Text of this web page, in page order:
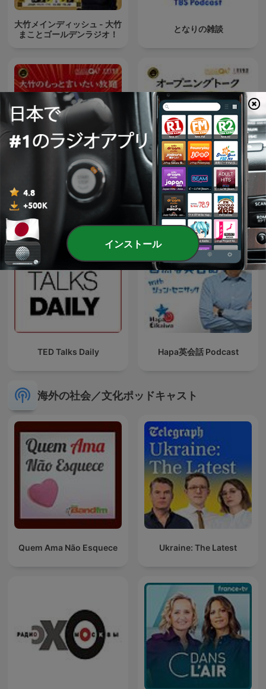
大竹メインディッシュ - 大竹
まことゴールデンラジオ！
となりの雑談
大竹のもっと言いたい放題 -
大竹まこと ゴールデンラジ
オ！
オープニング - 大竹まことゴ
ールデンラジオ！
TED Talks Daily Hapa英会話 Podcast
海外の社会／文化ポッドキャスト
Quem Ama Não Esquece Ukraine: The Latest
インストール